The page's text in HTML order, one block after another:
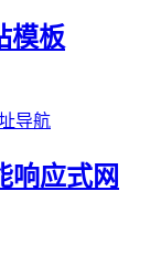
模板
响应式网